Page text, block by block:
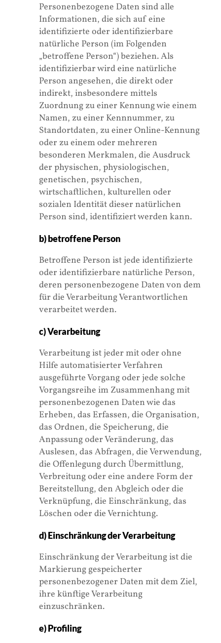
Personenbezogene Daten sind alle
Informationen, die sich auf eine
identifizierte oder identifizierbare
natürliche Person (im Folgenden
„betroffene Person“) beziehen. Als
identifizierbar wird eine natürliche
Person angesehen, die direkt oder
indirekt, insbesondere mittels
Zuordnung zu einer Kennung wie einem
Namen, zu einer Kennnummer, zu
Standortdaten, zu einer Online-Kennung
oder zu einem oder mehreren
besonderen Merkmalen, die Ausdruck
der physischen, physiologischen,
genetischen, psychischen,
wirtschaftlichen, kulturellen oder
sozialen Identität dieser natürlichen
Person sind, identifiziert werden kann.
b) betroffene Person
Betroffene Person ist jede identifizierte
oder identifizierbare natürliche Person,
deren personenbezogene Daten von dem
für die Verarbeitung Verantwortlichen
verarbeitet werden.
c) Verarbeitung
Verarbeitung ist jeder mit oder ohne
Hilfe automatisierter Verfahren
ausgeführte Vorgang oder jede solche
Vorgangsreihe im Zusammenhang mit
personenbezogenen Daten wie das
Erheben, das Erfassen, die Organisation,
das Ordnen, die Speicherung, die
Anpassung oder Veränderung, das
Auslesen, das Abfragen, die Verwendung,
die Offenlegung durch Übermittlung,
Verbreitung oder eine andere Form der
Bereitstellung, den Abgleich oder die
Verknüpfung, die Einschränkung, das
Löschen oder die Vernichtung.
d) Einschränkung der Verarbeitung
Einschränkung der Verarbeitung ist die
Markierung gespeicherter
personenbezogener Daten mit dem Ziel,
ihre künftige Verarbeitung
einzuschränken.
e) Profiling